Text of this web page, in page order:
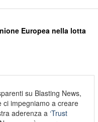
Europea nella lotta
su Blasting News,
ci impegniamo a creare
aderenza a ‘Trust